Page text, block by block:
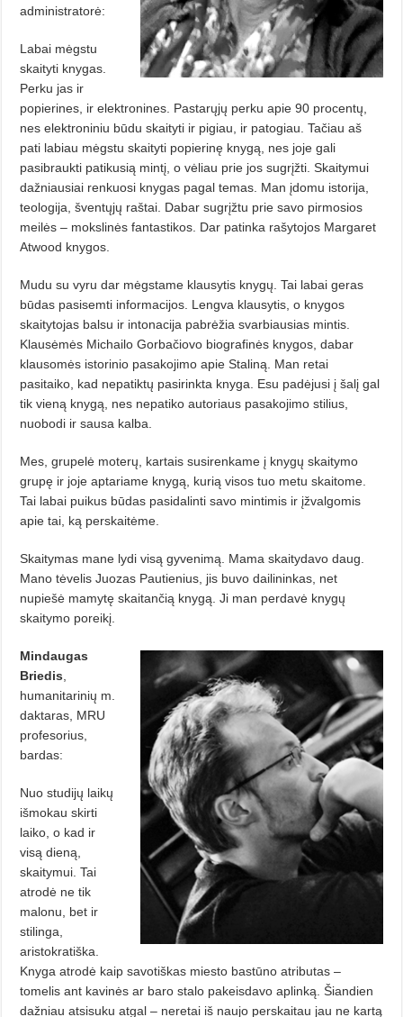
administratorė:
Labai mėgstu
skaityti knygas.
Perku jas ir
popierines, ir elektronines. Pastarųjų perku apie 90 procentų,
nes elektroniniu būdu skaityti ir pigiau, ir patogiau. Tačiau aš
pati labiau mėgstu skaityti popierinę knygą, nes joje gali
pasibraukti patikusią mintį, o vėliau prie jos sugrįžti. Skaitymui
dažniausiai renkuosi knygas pagal temas. Man įdomu istorija,
teologija, šventųjų raštai. Dabar sugrįžtu prie savo pirmosios
meilės – mokslinės fantastikos. Dar patinka rašytojos Margaret
Atwood knygos.
Mudu su vyru dar mėgstame klausytis knygų. Tai labai geras
būdas pasisemti informacijos. Lengva klausytis, o knygos
skaitytojas balsu ir intonacija pabrėžia svarbiausias mintis.
Klausėmės Michailo Gorbačiovo biografinės knygos, dabar
klausomės istorinio pasakojimo apie Staliną. Man retai
pasitaiko, kad nepatiktų pasirinkta knyga. Esu padėjusi į šalį gal
tik vieną knygą, nes nepatiko autoriaus pasakojimo stilius,
nuobodi ir sausa kalba.
Mes, grupelė moterų, kartais susirenkame į knygų skaitymo
grupę ir joje aptariame knygą, kurią visos tuo metu skaitome.
Tai labai puikus būdas pasidalinti savo mintimis ir įžvalgomis
apie tai, ką perskaitėme.
Skaitymas mane lydi visą gyvenimą. Mama skaitydavo daug.
Mano tėvelis Juozas Pautienius, jis buvo dailininkas, net
nupiešė mamytę skaitančią knygą. Ji man perdavė knygų
skaitymo poreikį.
Mindaugas
Briedis,
humanitarinių m.
daktaras, MRU
profesorius,
bardas:
Nuo studijų laikų
išmokau skirti
laiko, o kad ir
visą dieną,
skaitymui. Tai
atrodė ne tik
malonu, bet ir
stilinga,
aristokratiška.
Knyga atrodė kaip savotiškas miesto bastūno atributas –
tomelis ant kavinės ar baro stalo pakeisdavo aplinką. Šiandien
dažniau atsisuku atgal – neretai iš naujo perskaitau jau ne kartą